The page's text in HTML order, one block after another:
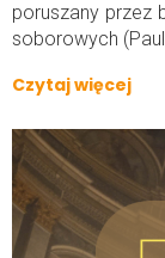
poruszany przez
soborowych
Czytaj więcej